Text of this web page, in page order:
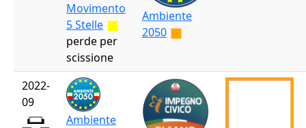
Movimento
5 Stelle
perde per
scissione
Ambiente
2050
2022-
09
Ambiente